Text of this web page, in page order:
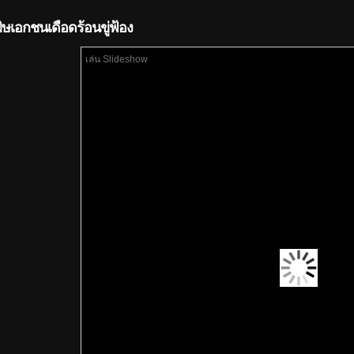
เอกชนเดือดร้อนขู่ฟ้อง
เล่น Slideshow